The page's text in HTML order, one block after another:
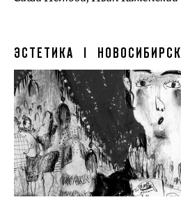
ЭСТЕТИКА | НОВОСИБИРСК